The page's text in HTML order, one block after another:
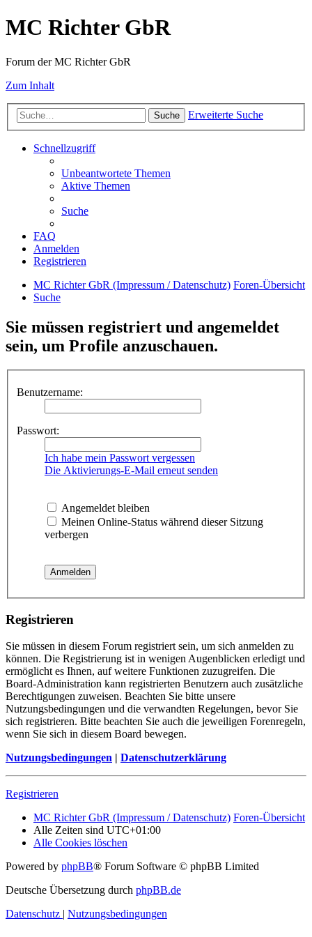
MC Richter GbR
Forum der MC Richter GbR
Zum Inhalt
Suche Erweiterte Suche
Schnellzugriff
Unbeantwortete Themen
Aktive Themen
Suche
FAQ
Anmelden
Registrieren
MC Richter GbR (Impressum / Datenschutz) Foren-Übersicht
Suche
Sie müssen registriert und angemeldet
sein, um Profile anzuschauen.
Benutzername:
Passwort:
Ich habe mein Passwort vergessen
Die Aktivierungs-E-Mail erneut senden
Angemeldet bleiben
Meinen Online-Status während dieser Sitzung
verbergen
Registrieren
Sie müssen in diesem Forum registriert sein, um sich anmelden zu
können. Die Registrierung ist in wenigen Augenblicken erledigt und
ermöglicht es Ihnen, auf weitere Funktionen zuzugreifen. Die
Board-Administration kann registrierten Benutzern auch zusätzliche
Berechtigungen zuweisen. Beachten Sie bitte unsere
Nutzungsbedingungen und die verwandten Regelungen, bevor Sie
sich registrieren. Bitte beachten Sie auch die jeweiligen Forenregeln,
wenn Sie sich in diesem Board bewegen.
Nutzungsbedingungen | Datenschutzerklärung
Registrieren
MC Richter GbR (Impressum / Datenschutz) Foren-Übersicht
Alle Zeiten sind UTC+01:00
Alle Cookies löschen
Powered by phpBB® Forum Software © phpBB Limited
Deutsche Übersetzung durch phpBB.de
Datenschutz | Nutzungsbedingungen